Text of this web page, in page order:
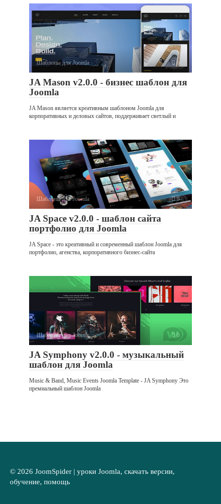
Шаблоны для Joomla 0
JA Mason v2.0.0 - бизнес шаблон для
Joomla
JA Mason является креативным шаблоном Joomla для
корпоративных и деловых сайтов, поддерживает светлый и
Шаблоны для Joomla 0
JA Space v2.0.0 - шаблон сайта
портфолио для Joomla
JA Space - это креативный и современный шаблон Joomla для
портфолио, агенства, корпоративного бизнес-сайта
Шаблоны для Joomla 0
JA Symphony v2.0.0 - музыкальный
шаблон для Joomla
Music & Band, Music Events Joomla Template - JA Symphony Это
премиальный шаблон Joomla
© 2026 JoomSpider | уроки Joomla, скачать версии,
обучение, помощь